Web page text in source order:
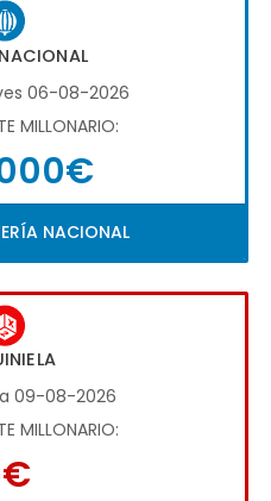
06-08-2026
MILLONARIO:
NACIONAL
09-08-2026
MILLONARIO: